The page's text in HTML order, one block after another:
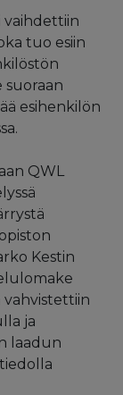
vaihdettiin
tuo esiin
suoraan
esihenkilön
QWL
Kestin
vahvistettiin
ja
laadun